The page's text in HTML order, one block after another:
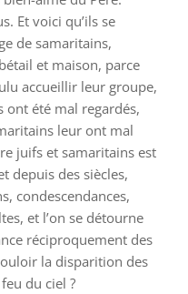
Et voici qu’ils se
de samaritains,
et maison, parce
accueillir leur groupe,
ont été mal regardés,
leur ont mal
juifs et samaritains est
depuis des siècles,
condescendances,
et l’on se détourne
réciproquement des
la disparition des
du ciel ?